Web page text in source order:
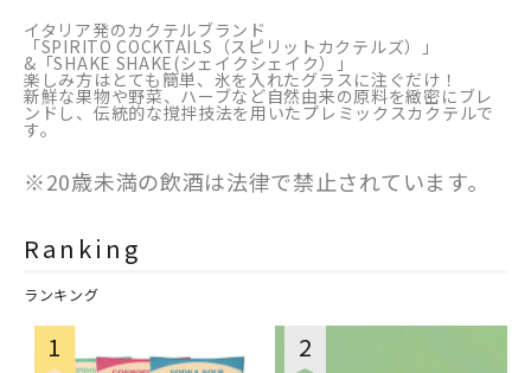
イタリア発のカクテルブランド
「SPIRITO COCKTAILS（スピリットカクテルズ）」
&「SHAKE SHAKE(シェイクシェイク）」
楽しみ方はとても簡単、氷を入れたグラスに注ぐだけ！
新鮮な果物や野菜、ハーブなど自然由来の原料を緻密にブレ
ンドし、伝統的な撹拌技法を用いたプレミックスカクテルで
す。
※20歳未満の飲酒は法律で禁止されています。
Ranking
ランキング